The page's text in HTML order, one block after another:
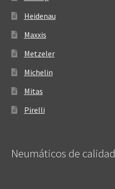
Heidenau
Maxxis
Metzeler
Michelin
Mitas
Pirelli
Neumáticos de calidad‎